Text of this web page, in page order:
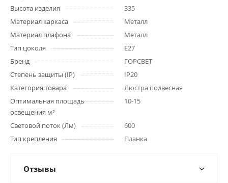
Высота изделия
335
Материал каркаса
Металл
Материал плафона
Металл
Тип цоколя
E27
Бренд
ГОРСВЕТ
Степень защиты (IP)
IP20
Категория товара
Люстра подвесная
Оптимальная площадь
освещения м²
10-15
Световой поток (Лм)
600
Тип крепления
Планка
Отзывы